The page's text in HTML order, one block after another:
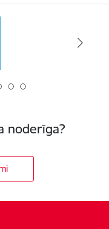
noderīga?